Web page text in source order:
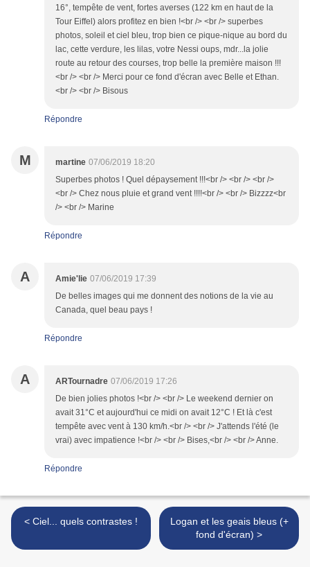
16°, tempête de vent, fortes averses (122 km en haut de la
Tour Eiffel) alors profitez en bien !<br /> <br /> superbes
photos, soleil et ciel bleu, trop bien ce pique-nique au bord du
lac, cette verdure, les lilas, votre Nessi oups, mdr...la jolie
route au retour des courses, trop belle la première maison !!!
<br /> <br /> Merci pour ce fond d'écran avec Belle et Ethan.
<br /> <br /> Bisous
Répondre
M martine 07/06/2019 18:20
Superbes photos ! Quel dépaysement !!!<br /> <br /> <br />
<br /> Chez nous pluie et grand vent !!!!<br /> <br /> Bizzzz<br
/> <br /> Marine
Répondre
A Amie'lie 07/06/2019 17:39
De belles images qui me donnent des notions de la vie au
Canada, quel beau pays !
Répondre
A ARTournadre 07/06/2019 17:26
De bien jolies photos !<br /> <br /> Le weekend dernier on
avait 31°C et aujourd'hui ce midi on avait 12°C ! Et là c'est
tempête avec vent à 130 km/h.<br /> <br /> J'attends l'été (le
vrai) avec impatience !<br /> <br /> Bises,<br /> <br /> Anne.
Répondre
< Ciel... quels contrastes !
Logan et les geais bleus (+
fond d'écran) >